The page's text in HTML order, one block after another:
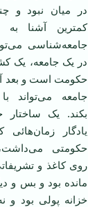
در میان نبود و
کمترین آشنا به
جامعه‌شناسی
در یک جامعه، یک
حکومت است و بعد
جامعه می‌تواند
بکند. یک ساختار
یادگار زمان‌هائی
حکومتی
روی کاغذ و
مانده بود و بس و
خزانه پولی بود و